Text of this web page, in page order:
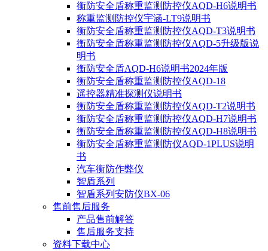
衡防安全盾称重监测防控仪AQD-H6说明书
称重监测防控仪宇涵-LT9说明书
衡防安全盾称重监测防控仪AQD-T3说明书
衡防安全盾称重监测防控仪AQD-5升级版说
明书
衡防安全盾AQD-H6说明书2024年版
衡防安全盾称重监测防控仪AQD-18
遥控器精准探测仪说明书
衡防安全盾称重监测防控仪AQD-T2说明书
衡防安全盾称重监测防控仪AQD-H7说明书
衡防安全盾称重监测防控仪AQD-H8说明书
衡防安全盾称重监测防仪AQD-1PLUS说明
书
汽车衡防作弊仪
智盾系列
智盾系列安防仪BX-06
售前售后服务
产品售前解答
售后服务支持
资料下载中心